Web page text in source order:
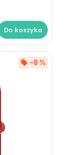
Do koszyka
–8 %